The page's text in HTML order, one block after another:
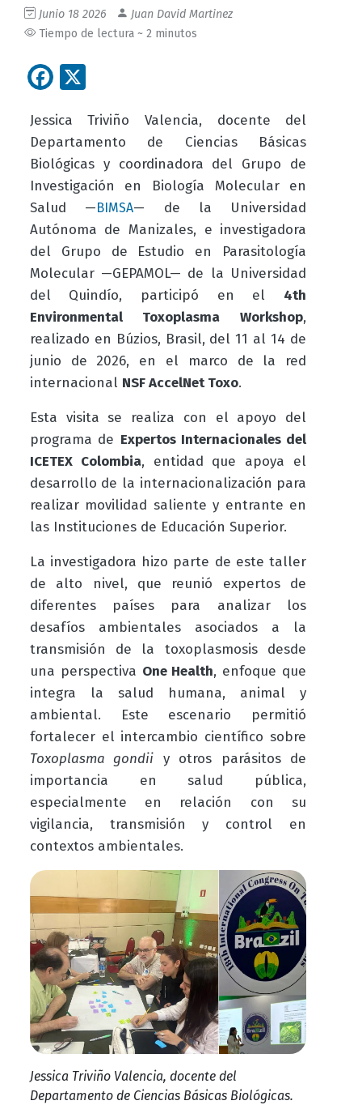
Junio 18 2026
Juan David Martinez
Tiempo de lectura ~ 2 minutos
Facebook
Jessica Triviño Valencia, docente del
Departamento de Ciencias Básicas
Biológicas y coordinadora del Grupo de
Investigación en Biología Molecular en
Salud —BIMSA— de la Universidad
Autónoma de Manizales, e investigadora
del Grupo de Estudio en Parasitología
Molecular —GEPAMOL— de la Universidad
del Quindío, participó en el 4th
Environmental Toxoplasma Workshop,
realizado en Búzios, Brasil, del 11 al 14 de
junio de 2026, en el marco de la red
internacional NSF AccelNet Toxo.
Esta visita se realiza con el apoyo del
programa de Expertos Internacionales del
ICETEX Colombia, entidad que apoya el
desarrollo de la internacionalización para
realizar movilidad saliente y entrante en
las Instituciones de Educación Superior.
La investigadora hizo parte de este taller
de alto nivel, que reunió expertos de
diferentes países para analizar los
desafíos ambientales asociados a la
transmisión de la toxoplasmosis desde
una perspectiva One Health, enfoque que
integra la salud humana, animal y
ambiental. Este escenario permitió
fortalecer el intercambio científico sobre
Toxoplasma gondii y otros parásitos de
importancia en salud pública,
especialmente en relación con su
vigilancia, transmisión y control en
contextos ambientales.
Jessica Triviño Valencia, docente del
Departamento de Ciencias Básicas Biológicas.